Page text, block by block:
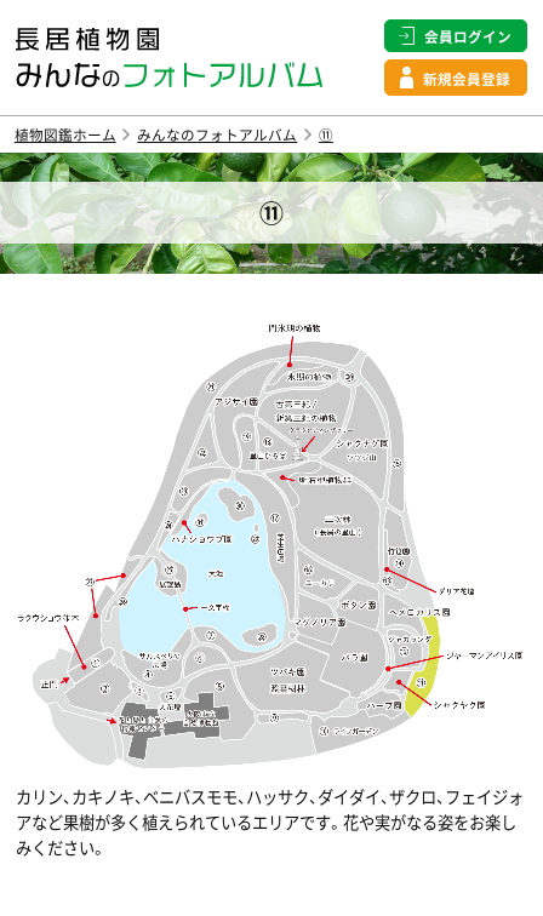
会員ログイン
新規会員登録
植物図鑑ホーム みんなのフォトアルバム ⑪
⑪
カリン、カキノキ、ベニバスモモ、ハッサク、ダイダイ、ザクロ、フェイジォ
アなど果樹が多く植えられているエリアです。花や実がなる姿をお楽し
みください。